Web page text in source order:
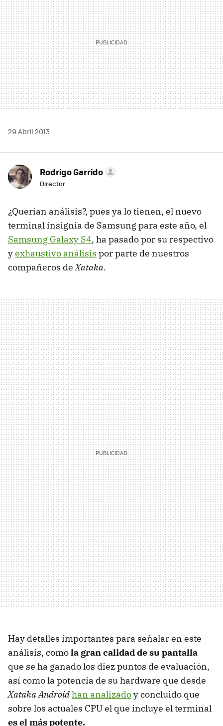
29 Abril 2013
Rodrigo Garrido
Director
¿Querían análisis?, pues ya lo tienen, el nuevo
terminal insignia de Samsung para este año, el
Samsung Galaxy S4, ha pasado por su respectivo
yexhaustivo análisis por parte de nuestros
compañeros deXataka.
Hay detalles importantes para señalar en este
análisis, comola gran calidad de su pantalla
que se ha ganado los diez puntos de evaluación,
así como la potencia de su hardware que desde
Xataka Androidhan analizadoy concluido que
sobre los actuales CPU el que incluye el terminal
es el más potente.